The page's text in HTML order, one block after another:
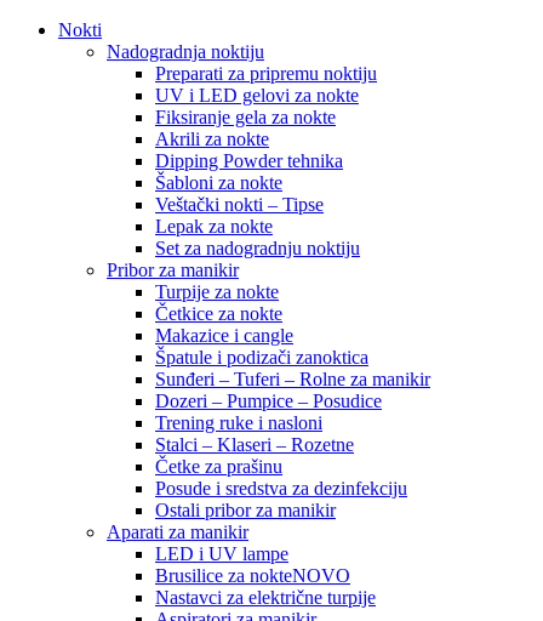
Nokti
Nadogradnja noktiju
Preparati za pripremu noktiju
UV i LED gelovi za nokte
Fiksiranje gela za nokte
Akrili za nokte
Dipping Powder tehnika
Šabloni za nokte
Veštački nokti – Tipse
Lepak za nokte
Set za nadogradnju noktiju
Pribor za manikir
Turpije za nokte
Četkice za nokte
Makazice i cangle
Špatule i podizači zanoktica
Sunđeri – Tuferi – Rolne za manikir
Dozeri – Pumpice – Posudice
Trening ruke i nasloni
Stalci – Klaseri – Rozetne
Četke za prašinu
Posude i sredstva za dezinfekciju
Ostali pribor za manikir
Aparati za manikir
LED i UV lampe
Brusilice za nokteNOVO
Nastavci za električne turpije